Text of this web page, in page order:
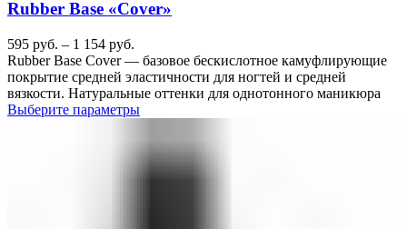
Rubber Base «Cover»
595 руб. – 1 154 руб.
Rubber Base Cover — базовое бескислотное камуфлирующие
покрытие средней эластичности для ногтей и средней
вязкости. Натуральные оттенки для однотонного маникюра
Выберите параметры